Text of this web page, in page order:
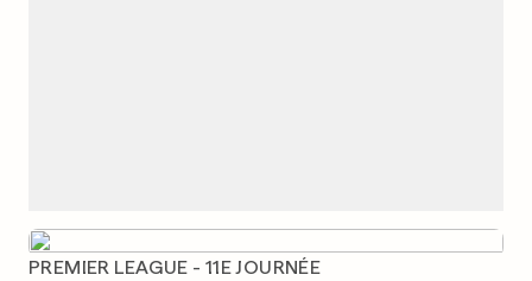
PREMIER LEAGUE - 11E JOURNÉE